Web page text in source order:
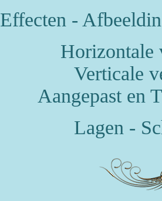
Effecten -
Horizontale
Verticale
Aangepast en
Lagen -